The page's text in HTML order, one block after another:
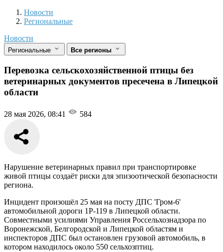
Новости
Разделы
Новости
Региональные
Новости
Региональные Все регионы
Перевозка сельскохозяйственной птицы без
ветеринарных документов пресечена в Липецкой
области
28 мая 2026, 08:41 584
Нарушение ветеринарных правил при транспортировке
живой птицы создаёт риски для эпизоотической безопасности
региона.
Инцидент произошёл 25 мая на посту ДПС 'Гром-6'
автомобильной дороги 1Р-119 в Липецкой области.
Совместными усилиями Управления Россельхознадзора по
Воронежской, Белгородской и Липецкой областям и
инспекторов ДПС был остановлен грузовой автомобиль, в
котором находилось около 550 сельхозптиц.